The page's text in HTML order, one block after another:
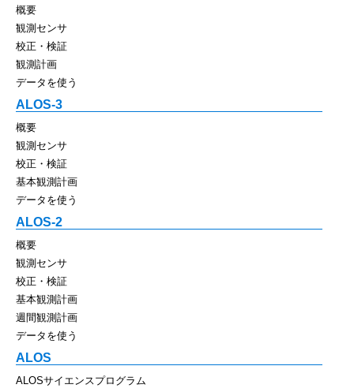
概要
観測センサ
校正・検証
観測計画
データを使う
ALOS-3
概要
観測センサ
校正・検証
基本観測計画
データを使う
ALOS-2
概要
観測センサ
校正・検証
基本観測計画
週間観測計画
データを使う
ALOS
ALOSサイエンスプログラム